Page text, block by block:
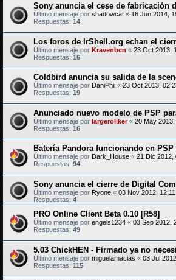
Sony anuncia el cese de fabricación
Último mensaje por shadowcat « 16 Jun 2014,
Respuestas: 14
Los foros de IrShell.org echan el
Último mensaje por Kravenbcn « 23 Oct 2013,
Respuestas: 16
Coldbird anuncia su salida de la
Último mensaje por DaniPhii « 23 Oct 2013,
Respuestas: 19
Anunciado nuevo modelo de PSP
Último mensaje por largeroliker« 20 May 2013,
Respuestas: 16
Batería Pandora funcionando en PSP
Último mensaje por Dark_House « 21 Dic 2012,
Respuestas: 94
Sony anuncia el cierre de Digital
Último mensaje por Ryone « 03 Nov 2012, 12:11
Respuestas: 4
PRO Online Client Beta 0.10 [R58]
Último mensaje por engels1234 « 03 Sep 2012,
Respuestas: 49
5.03 ChickHEN - Firmado ya no
Último mensaje por miguelamacias « 03 Jul
Respuestas: 115